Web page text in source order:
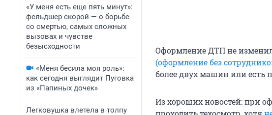
«У меня есть еще пять минут»:
фельдшер скорой — о борьбе
со смертью, самых сложных
вызовах и чувстве
безысходности
«Меня бесила моя роль»:
как сегодня выглядит Пуговка
из «Папиных дочек»
Легковушка влетела в толпу
Оформление ДТП не
(оформление без
более двух машин или есть
Из хороших новостей: при